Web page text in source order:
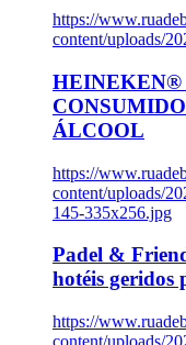
https://
content/uploads/
HEINEKEN®
ÁLCOOL
https://
content/uploads/
145-335x256.jpg
Padel &
hotéis geridos
https://
content/uploads/